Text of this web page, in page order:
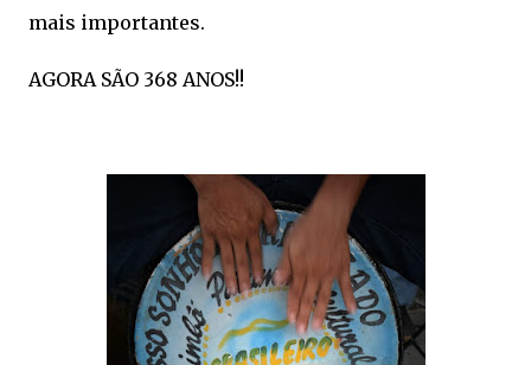
mais importantes.
AGORA SÃO 368 ANOS!!